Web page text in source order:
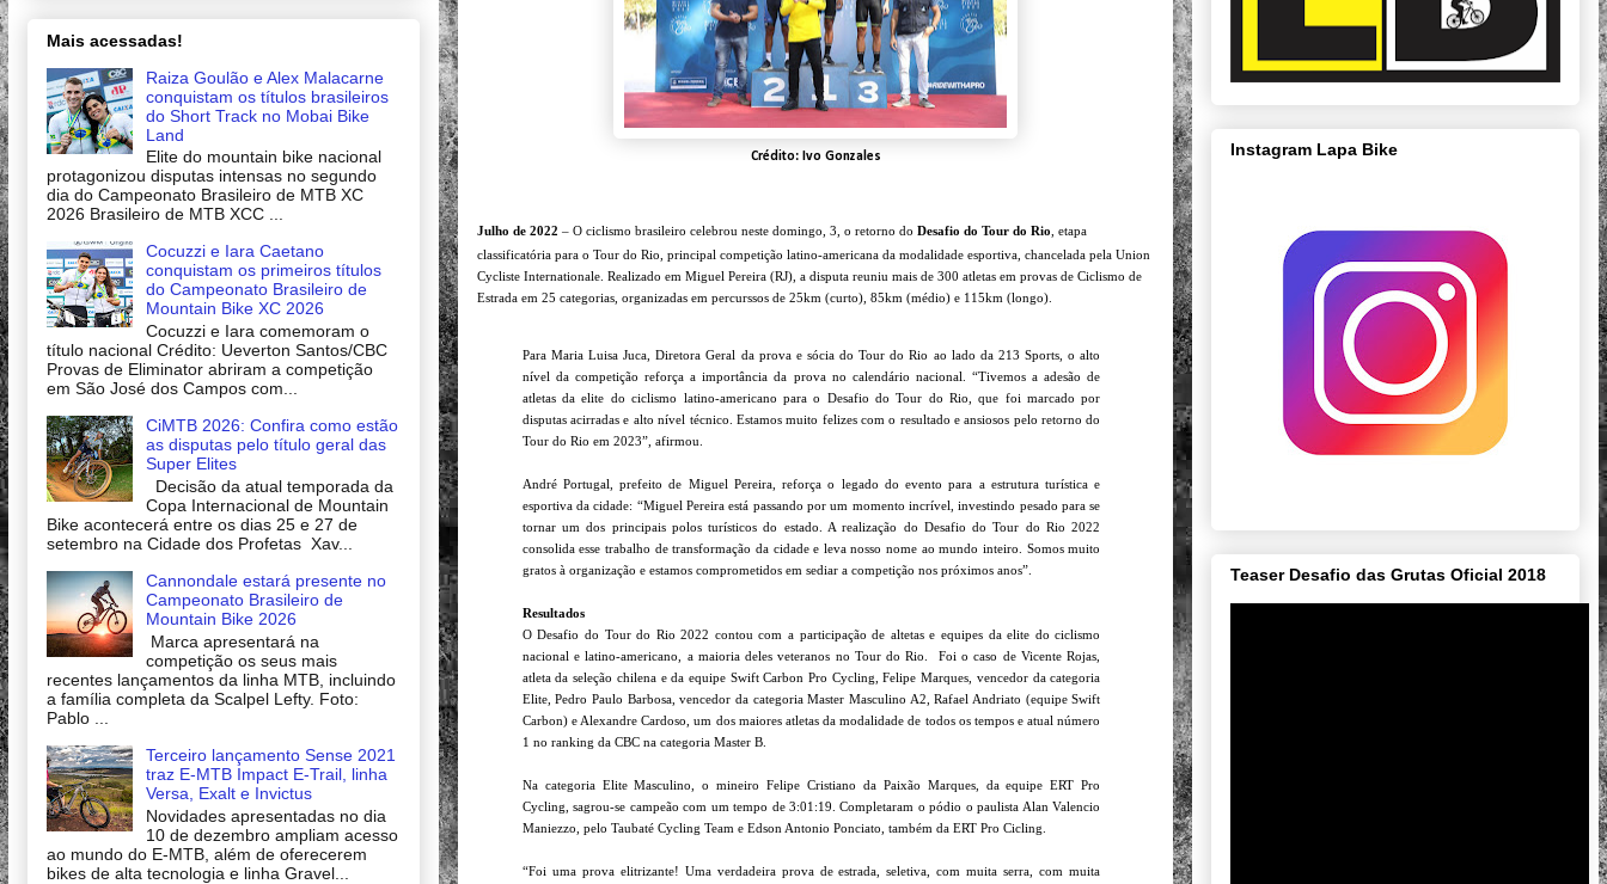
Crédito: Ivo Gonzales
Julho de 2022 – O ciclismo brasileiro celebrou neste domingo, 3, o retorno do Desafio do Tour do Rio , etapa
classificatória para o Tour do Rio, principal competição latino-americana da modalidade esportiva, chancelada pela Union
Cycliste Internationale. Realizado em Miguel Pereira (RJ), a disputa reuniu mais de 300 atletas em provas de Ciclismo de
Estrada em 25 categorias, organizadas em percurssos de 25km (curto), 85km (médio) e 115km (longo).
Para Maria Luisa Juca, Diretora Geral da prova e sócia do Tour do Rio ao lado da 213 Sports, o alto
nível da competição reforça a importância da prova no calendário nacional. “Tivemos a adesão de
atletas da elite do ciclismo latino-americano para o Desafio do Tour do Rio, que foi marcado por
disputas acirradas e alto nível técnico. Estamos muito felizes com o resultado e ansiosos pelo retorno do
Tour do Rio em 2023”, afirmou.
André Portugal, prefeito de Miguel Pereira, reforça o legado do evento para a estrutura turística e
esportiva da cidade: “Miguel Pereira está passando por um momento incrível, investindo pesado para se
tornar um dos principais polos turísticos do estado. A realização do Desafio do Tour do Rio 2022
consolida esse trabalho de transformação da cidade e leva nosso nome ao mundo inteiro. Somos muito
gratos à organização e estamos comprometidos em sediar a competição nos próximos anos”.
Resultados
O Desafio do Tour do Rio 2022 contou com a participação de altetas e equipes da elite do ciclismo
nacional e latino-americano, a maioria deles veteranos no Tour do Rio. Foi o caso de Vicente Rojas,
atleta da seleção chilena e da equipe Swift Carbon Pro Cycling, Felipe Marques, vencedor da categoria
Elite, Pedro Paulo Barbosa, vencedor da categoria Master Masculino A2, Rafael Andriato (equipe Swift
Carbon) e Alexandre Cardoso, um dos maiores atletas da modalidade de todos os tempos e atual número
1 no ranking da CBC na categoria Master B.
Na categoria Elite Masculino, o mineiro Felipe Cristiano da Paixão Marques, da equipe ERT Pro
Cycling, sagrou-se campeão com um tempo de 3:01:19. Completaram o pódio o paulista Alan Valencio
Maniezzo, pelo Taubaté Cycling Team e Edson Antonio Ponciato, também da ERT Pro Cicling.
“Foi uma prova elitrizante! Uma verdadeira prova de estrada, seletiva, com muita serra, com muita
Mais acessadas!
Raiza Goulão e Alex Malacarne
conquistam os títulos brasileiros
do Short Track no Mobai Bike
Land
Elite do mountain bike nacional
protagonizou disputas intensas no segundo
dia do Campeonato Brasileiro de MTB XC
2026 Brasileiro de MTB XCC ...
Cocuzzi e Iara Caetano
conquistam os primeiros títulos
do Campeonato Brasileiro de
Mountain Bike XC 2026
Cocuzzi e Iara comemoram o
título nacional Crédito: Ueverton Santos/CBC
Provas de Eliminator abriram a competição
em São José dos Campos com...
CiMTB 2026: Confira como estão
as disputas pelo título geral das
Super Elites
Decisão da atual temporada da
Copa Internacional de Mountain
Bike acontecerá entre os dias 25 e 27 de
setembro na Cidade dos Profetas Xav...
Cannondale estará presente no
Campeonato Brasileiro de
Mountain Bike 2026
Marca apresentará na
competição os seus mais
recentes lançamentos da linha MTB, incluindo
a família completa da Scalpel Lefty. Foto:
Pablo ...
Terceiro lançamento Sense 2021
traz E-MTB Impact E-Trail, linha
Versa, Exalt e Invictus
Novidades apresentadas no dia
10 de dezembro ampliam acesso
ao mundo do E-MTB, além de oferecerem
bikes de alta tecnologia e linha Gravel...
Instagram Lapa Bike
Teaser Desafio das Grutas Oficial 2018